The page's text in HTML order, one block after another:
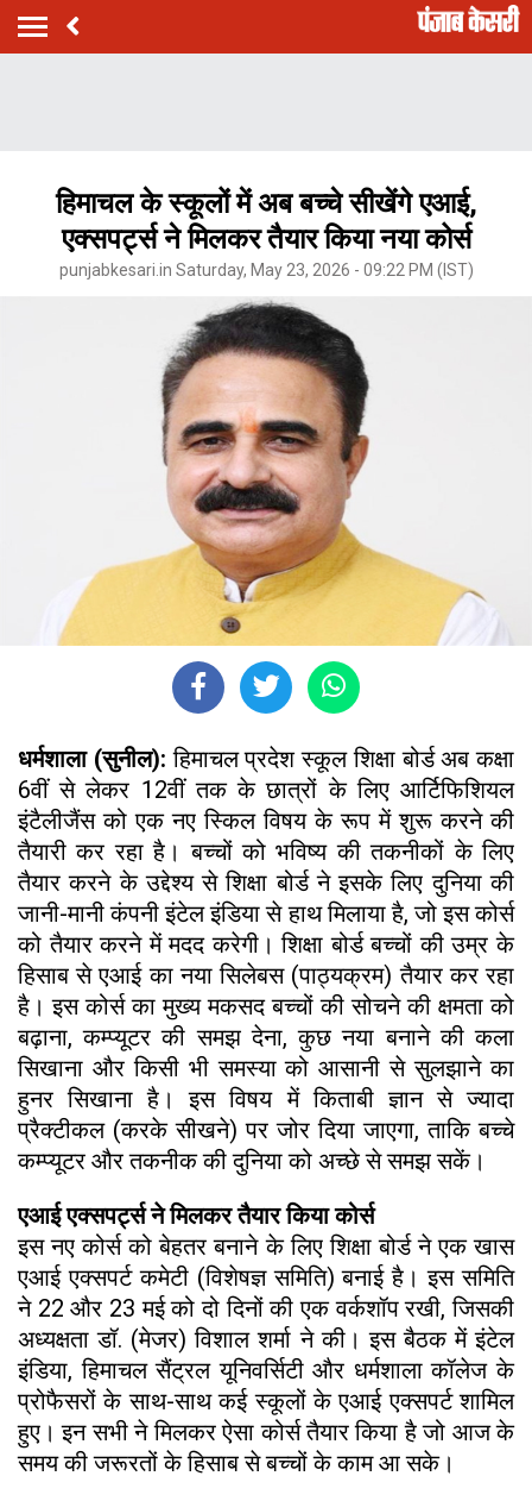
हिमाचल के स्कूलों में अब बच्चे सीखेंगे एआई,
एक्सपर्ट्स ने मिलकर तैयार किया नया कोर्स
punjabkesari.in Saturday, May 23, 2026 - 09:22 PM (IST)
धर्मशाला (सुनील): हिमाचल प्रदेश स्कूल शिक्षा बोर्ड अब कक्षा
6वीं से लेकर 12वीं तक के छात्रों के लिए आर्टिफिशियल
इंटैलीजैंस को एक नए स्किल विषय के रूप में शुरू करने की
तैयारी कर रहा है। बच्चों को भविष्य की तकनीकों के लिए
तैयार करने के उद्देश्य से शिक्षा बोर्ड ने इसके लिए दुनिया की
जानी-मानी कंपनी इंटेल इंडिया से हाथ मिलाया है, जो इस कोर्स
को तैयार करने में मदद करेगी। शिक्षा बोर्ड बच्चों की उम्र के
हिसाब से एआई का नया सिलेबस (पाठ्यक्रम) तैयार कर रहा
है। इस कोर्स का मुख्य मकसद बच्चों की सोचने की क्षमता को
बढ़ाना, कम्प्यूटर की समझ देना, कुछ नया बनाने की कला
सिखाना और किसी भी समस्या को आसानी से सुलझाने का
हुनर सिखाना है। इस विषय में किताबी ज्ञान से ज्यादा
प्रैक्टीकल (करके सीखने) पर जोर दिया जाएगा, ताकि बच्चे
कम्प्यूटर और तकनीक की दुनिया को अच्छे से समझ सकें।
एआई एक्सपर्ट्स ने मिलकर तैयार किया कोर्स
इस नए कोर्स को बेहतर बनाने के लिए शिक्षा बोर्ड ने एक खास
एआई एक्सपर्ट कमेटी (विशेषज्ञ समिति) बनाई है। इस समिति
ने 22 और 23 मई को दो दिनों की एक वर्कशॉप रखी, जिसकी
अध्यक्षता डॉ. (मेजर) विशाल शर्मा ने की। इस बैठक में इंटेल
इंडिया, हिमाचल सैंट्रल यूनिवर्सिटी और धर्मशाला कॉलेज के
प्रोफैसरों के साथ-साथ कई स्कूलों के एआई एक्सपर्ट शामिल
हुए। इन सभी ने मिलकर ऐसा कोर्स तैयार किया है जो आज के
समय की जरूरतों के हिसाब से बच्चों के काम आ सके।